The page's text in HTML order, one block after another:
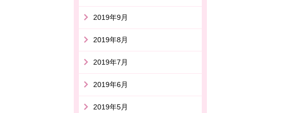
2019年9月
2019年8月
2019年7月
2019年6月
2019年5月